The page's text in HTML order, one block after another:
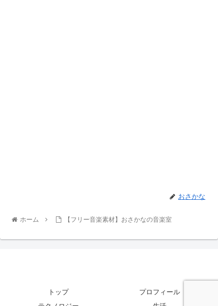
おさかな
ホーム 【フリー音楽素材】おさかなの音楽室
トップ
プロフィール